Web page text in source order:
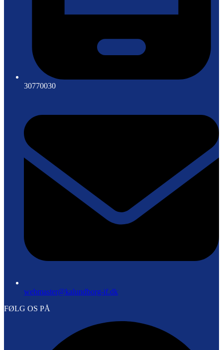
30770030
webmaster@kalundborg-if.dk
FØLG OS PÅ